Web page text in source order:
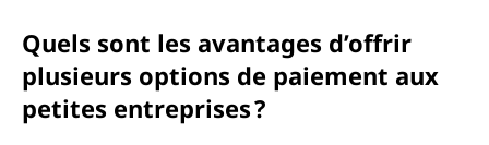
Quels sont les avantages d’offrir
plusieurs options de paiement aux
petites entreprises ?